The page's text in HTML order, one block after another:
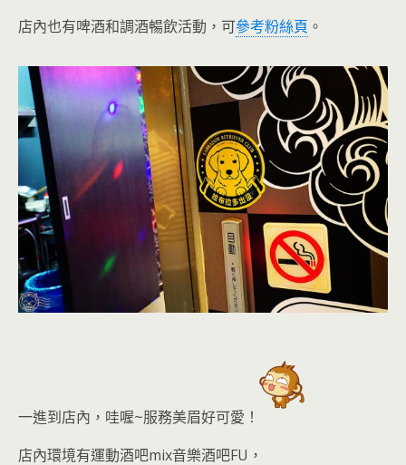
店內也有啤酒和調酒暢飲活動，可參考粉絲頁 。
一進到店內，哇喔~服務美眉好可愛！
店內環境有運動酒吧mix音樂酒吧FU，